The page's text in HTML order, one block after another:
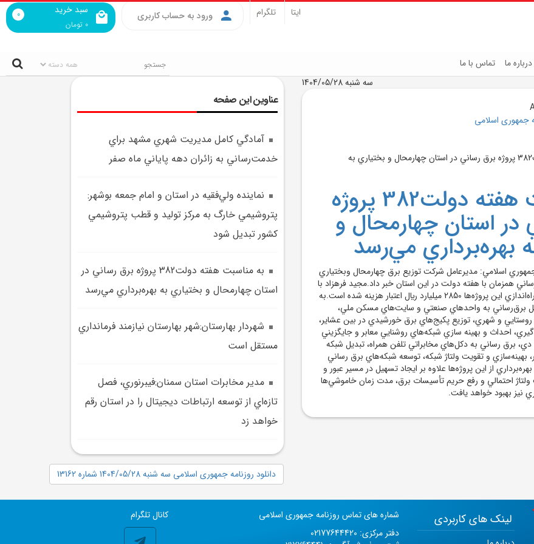
سبد خرید
0 تومان
0 ورود به حساب کاربری ایتا تلگرام
درباره ما تماس با ما
سه شنبه 1404/05/28
جمهوری اسلامی
به مناسبت هفته دولت382 پروژه
در استان چهارمحال و
بهره‌برداري مي‌رسد
جمهوري اسلامي: مديرعامل شرکت توزيع برق چهارمحال وبختياري
پروژه برق رساني همزمان با هفته دولت در اين استان خبر داد.مجيد فرهزاد با
اعلام اين خبر گفت براي راه‌اندازي اين پروژه‌ها 2850 ميليارد ريال اعتبار هزينه شده است.به
برق‌رساني به واحدهاي صنعتي و سايت‌هاي مسکن ملي،
و شهري، توزيع پکيج‌هاي برق خورشيدي در بين عشاير،
احداث و بهينه سازي شبکه‌هاي روشنايي معابر و جايگزيني
برق رساني به دکل‌هاي مخابراتي تلفن همراه، تبديل شبکه
بهينه‌سازي و تقويت ولتاژ شبکه، توسعه شبکه‌هاي برق رساني
از اين پروژه‌ها علاوه بر ايجاد تسهيل در مسير عبور و
احتمالي و رفع حريم تأسيسات برق، مدت زمان خاموشي‌ها
نيز بهبود خواهد يافت.
عناوین این صفحه
آمادگي کامل مديريت شهري مشهد براي
خدمت‌رساني به زائران دهه پاياني ماه صفر
نماينده ولي‌فقيه در استان و امام جمعه بوشهر:
پتروشيمي خارگ به مرکز توليد و قطب پتروشيمي
کشور تبديل شود
به مناسبت هفته دولت382 پروژه برق رساني در
استان چهارمحال و بختياري به بهره‌برداري مي‌رسد
شهردار بهارستان:شهر بهارستان نيازمند فرمانداري
مستقل است
مدير مخابرات استان سمنان:فيبرنوري، فصل
تازه‌اي از توسعه ارتباطات ديجيتال را در استان رقم
خواهد زد
دانلود روزنامه جمهوری اسلامی سه شنبه 1404/05/28 شماره 13162
کانال تلگرام
شماره های تماس روزنامه جمهوری اسلامی
دفتر مرکزی: 02177644420
لینک های کاربردی